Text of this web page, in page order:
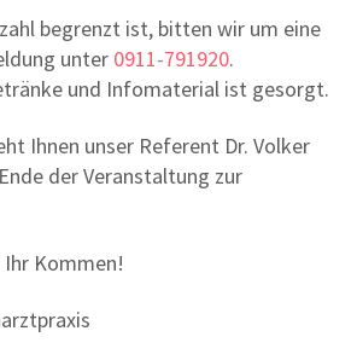
begrenzt ist, bitten wir um eine
unter 0911-791920.
und Infomaterial ist gesorgt.
Ihnen unser Referent Dr. Volker
der Veranstaltung zur
Kommen!